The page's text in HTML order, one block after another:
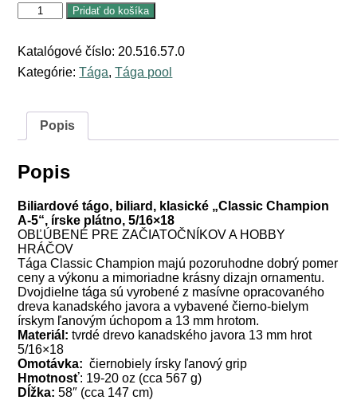
množstvo
Classic
A5
tágo
omotávka
len
Pridať do košíka
Katalógové číslo: 20.516.57.0
Kategórie:Tága,Tága pool
Popis
Popis
Biliardové tágo, biliard, klasické „Classic Champion
A-5“, írske plátno, 5/16×18
OBĽÚBENÉ PRE ZAČIATOČNÍKOV A HOBBY
HRÁČOV
Tága Classic Champion majú pozoruhodne dobrý pomer
ceny a výkonu a mimoriadne krásny dizajn ornamentu.
Dvojdielne tága sú vyrobené z masívne opracovaného
dreva kanadského javora a vybavené čierno-bielym
írskym ľanovým úchopom a 13 mm hrotom.
Materiál: tvrdé drevo kanadského javora 13 mm hrot
5/16×18
Omotávka: čiernobiely írsky ľanový grip
Hmotnosť: 19-20 oz (cca 567 g)
Dĺžka: 58″ (cca 147 cm)